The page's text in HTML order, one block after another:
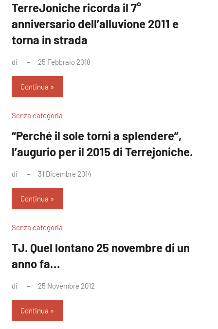
TerreJoniche ricorda il 7°
anniversario dell’alluvione 2011 e
torna in strada
di 25 Febbraio 2018
Continua
Senza categoria
“Perché il sole torni a splendere”,
l’augurio per il 2015 di Terrejoniche.
di 31 Dicembre 2014
Continua
Senza categoria
TJ. Quel lontano 25 novembre di un
anno fa…
di 25 Novembre 2012
Continua